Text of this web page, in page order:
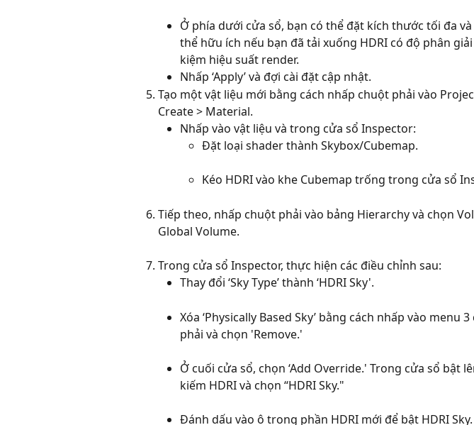
Ở phía dưới cửa sổ, bạn có thể đặt kích thước tối đa
thể hữu ích nếu bạn đã tải xuống HDRI có độ phân
kiệm hiệu suất render.
Nhấp ‘Apply’ và đợi cài đặt cập nhật.
Tạo một vật liệu mới bằng cách nhấp chuột phải vào
Create > Material.
Nhấp vào vật liệu và trong cửa sổ Inspector:
Đặt loại shader thành Skybox/Cubemap.
Kéo HDRI vào khe Cubemap trống trong cửa sổ
Tiếp theo, nhấp chuột phải vào bảng Hierarchy và chọn
Global Volume.
Trong cửa sổ Inspector, thực hiện các điều chỉnh sau:
Thay đổi ‘Sky Type’ thành ‘HDRI Sky'.
Xóa ‘Physically Based Sky’ bằng cách nhấp vào menu
phải và chọn 'Remove.'
Ở cuối cửa sổ, chọn ‘Add Override.' Trong cửa sổ bật
kiếm HDRI và chọn “HDRI Sky."
Đánh dấu vào ô trong phần HDRI mới để bật HDRI